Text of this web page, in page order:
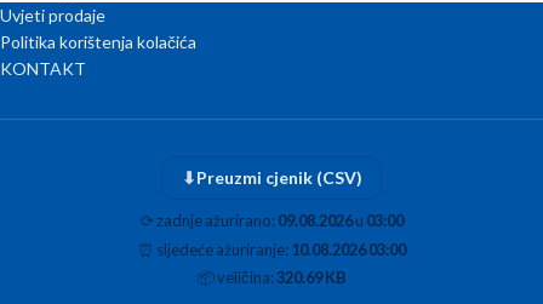
Uvjeti prodaje
Politika korištenja kolačića
KONTAKT
⬇Preuzmi cjenik (CSV)
⟳zadnje ažurirano:09.08.2026u 03:00
⏰ sljedeće ažuriranje:10.08.2026 03:00
📦veličina:320.69 KB